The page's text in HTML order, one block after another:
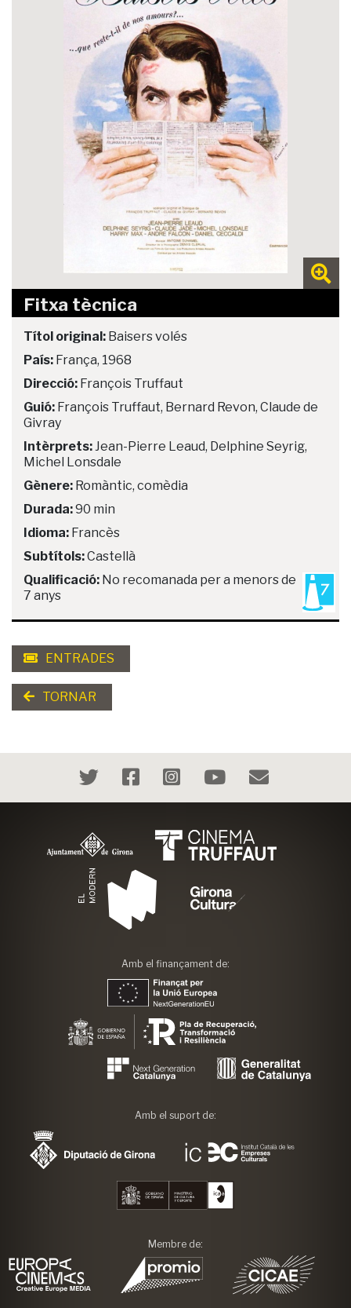
Fitxa tècnica
Títol original: Baisers volés
País: França, 1968
Direcció: François Truffaut
Guió: François Truffaut, Bernard Revon, Claude de
Givray
Intèrprets: Jean-Pierre Leaud, Delphine Seyrig,
Michel Lonsdale
Gènere: Romàntic, comèdia
Durada:90 min
Idioma: Francès
Subtítols:Castellà
Qualificació: No recomanada per a menors de
7 anys
ENTRADES
TORNAR
Amb el finançament de:
Amb el suport de:
Membre de: